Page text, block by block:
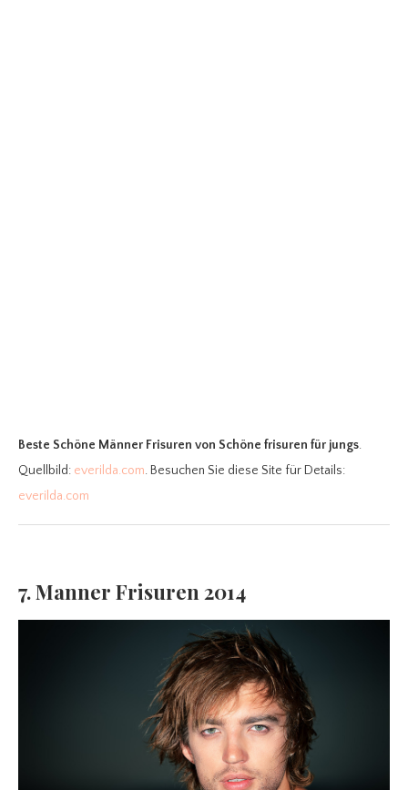
Beste Schöne Männer Frisuren von Schöne frisuren für jungs.
Quellbild: everilda.com. Besuchen Sie diese Site für Details:
everilda.com
7. Manner Frisuren 2014